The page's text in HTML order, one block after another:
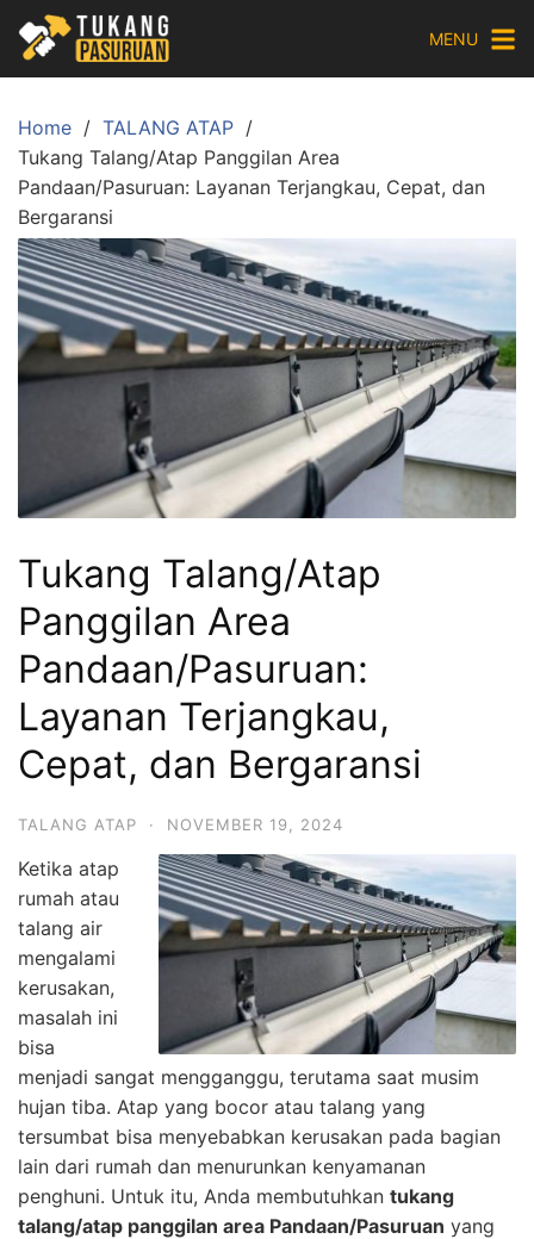
content
MENU
Home
TALANG ATAP
Tukang Talang/Atap Panggilan Area
Pandaan/Pasuruan: Layanan Terjangkau, Cepat, dan
Bergaransi
Tukang Talang/Atap
Panggilan Area
Pandaan/Pasuruan:
Layanan Terjangkau,
Cepat, dan Bergaransi
TALANG ATAP · NOVEMBER 19, 2024
Ketika atap
rumah atau
talang air
mengalami
kerusakan,
masalah ini
bisa
menjadi sangat mengganggu, terutama saat musim
hujan tiba. Atap yang bocor atau talang yang
tersumbat bisa menyebabkan kerusakan pada bagian
lain dari rumah dan menurunkan kenyamanan
penghuni. Untuk itu, Anda membutuhkan tukang
talang/atap panggilan area Pandaan/Pasuruan yang